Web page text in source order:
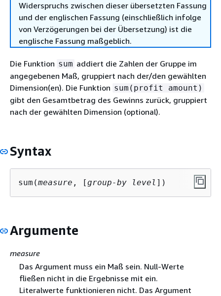
Widerspruchs zwischen dieser übersetzten Fassung
und der englischen Fassung (einschließlich infolge
von Verzögerungen bei der Übersetzung) ist die
englische Fassung maßgeblich.
Die Funktion sum addiert die Zahlen der Gruppe im
angegebenen Maß, gruppiert nach der/den gewählten
Dimension(en). Die Funktion sum(profit amount)
gibt den Gesamtbetrag des Gewinns zurück, gruppiert
nach der gewählten Dimension (optional).
Syntax
sum(measure , [group-by level ])
Argumente
measure
Das Argument muss ein Maß sein. Null-Werte
fließen nicht in die Ergebnisse mit ein.
Literalwerte funktionieren nicht. Das Argument